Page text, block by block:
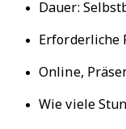
Dauer:
Erforderliche
Online,
Wie viele